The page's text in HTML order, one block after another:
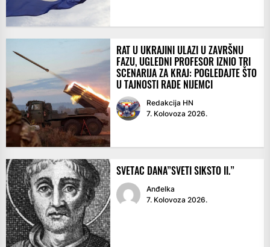
RAT U UKRAJINI ULAZI U ZAVRŠNU
FAZU, UGLEDNI PROFESOR IZNIO TRI
SCENARIJA ZA KRAJ: POGLEDAJTE ŠTO
U TAJNOSTI RADE NIJEMCI
Redakcija HN
7. Kolovoza 2026.
SVETAC DANA”SVETI SIKSTO II.”
Anđelka
7. Kolovoza 2026.